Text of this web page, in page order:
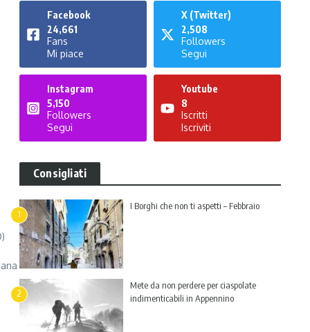
Facebook
24,661
Fans
Mi piace
X (Twitter)
2,508
Followers
Segui
Instagram
5,150
Followers
Segui
Youtube
8
Iscritti
Iscriviti
Consigliati
1
I Borghi che non ti aspetti – Febbraio
2
Mete da non perdere per ciaspolate
indimenticabili in Appennino